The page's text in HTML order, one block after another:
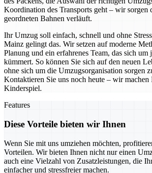
Koordination des Transports geht – wir sorgen
geordneten Bahnen verläuft.
Ihr Umzug soll einfach, schnell und ohne
Mainz gelingt das. Wir setzen auf moderne
Planung und ein erfahrenes Team, das sich um
kümmert. So können Sie sich auf den neuen
ohne sich um die Umzugsorganisation sorgen
Kontaktieren Sie uns noch heute – wir
Kinderspiel.
Features
Diese Vorteile bieten wir Ihnen
Wenn Sie mit uns umziehen möchten,
Vorteilen. Wir bieten Ihnen nicht nur einen
auch eine Vielzahl von Zusatzleistungen, die
einfacher und stressfreier machen.